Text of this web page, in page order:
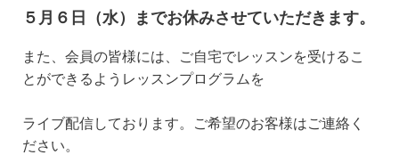
５月６日（水）までお休みさせていただきます。
また、会員の皆様には、ご自宅でレッスンを受けるこ
とができるようレッスンプログラムを
ライブ配信しております。ご希望のお客様はご連絡く
ださい。